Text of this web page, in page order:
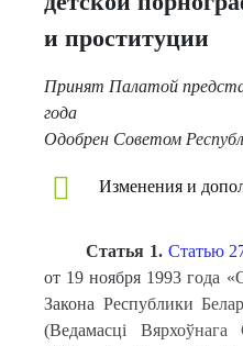
и проституции
Принят Палатой
года
Одобрен Советом
Изменения и
Статья 1. Статью
от 19 ноября 1993 года
Закона Республики
(Ведамасці Вярхоўнага